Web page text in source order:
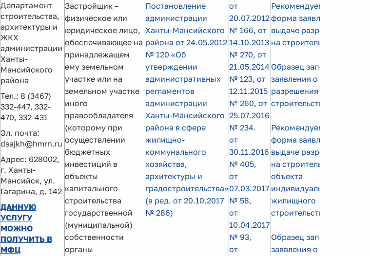
Департамент
строительства,
архитектуры и
ЖКХ
администрации
Ханты-
Мансийского
района
Тел.: 8 (3467)
332-447, 332-
470, 332-431
Эл. почта:
dsajkh@hmrn.ru
Адрес: 628002,
г. Ханты-
Мансийск, ул.
Гагарина, д. 142
ДАННУЮ
УСЛУГУ
МОЖНО
ПОЛУЧИТЬ В
МФЦ
Застройщик –
физическое или
юридическое лицо,
обеспечивающее на
принадлежащем
ему земельном
участке или на
земельном участке
иного
правообладателя
(которому при
осуществлении
бюджетных
инвестиций в
объекты
капитального
строительства
государственной
(муниципальной)
собственности
органы
Постановление
администрации
Ханты-Мансийского
района от 24.05.2012
№ 120 «Об
утверждении
административных
регламентов
администрации
Ханты-Мансийского
района в сфере
жилищно-
коммунального
хозяйства,
архитектуры и
градостроительства»
(в ред. от 20.10.2017
№ 286)
от
20.07.2012
№ 166, от
14.10.2013
№ 270, от
21.05.2014
№ 123, от
12.11.2015
№ 260, от
25.07.2016
№ 234.
от
30.11.2016
№ 405,
от
07.03.2017
№ 58,
от
10.04.2017
№ 93,
от
Рекомендуемая
форма заявления о
выдаче разрешения
на строительство
Образец заполнения
заявления о выдаче
разрешения на
строительство
Рекомендуемая
форма заявления о
выдаче разрешения
на строительство
объекта
индивидуального
жилищного
строительства
Образец заполнения
заявления о выдаче